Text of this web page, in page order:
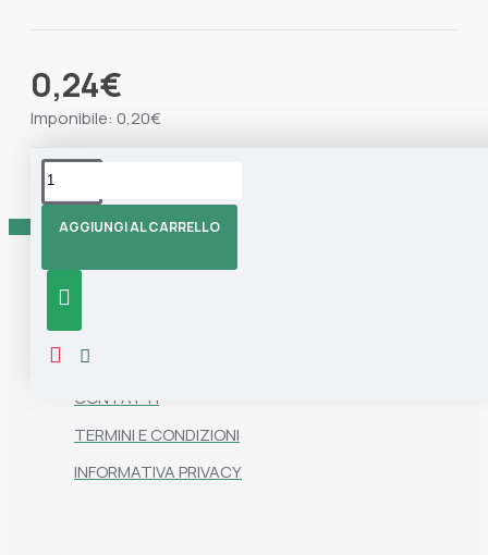
0,24€
Imponibile: 0,20€
AGGIUNGI AL CARRELLO
Tag:
Marisa
Informazioni
CHI SIAMO
CONTATTI
TERMINI E CONDIZIONI
INFORMATIVA PRIVACY